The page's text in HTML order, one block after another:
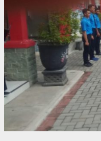
Danukusuman
Dampingi
Safari
KB
Klinik
An
Nisa